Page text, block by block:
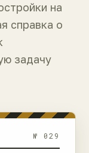
на
справка о
задачу
№ 029